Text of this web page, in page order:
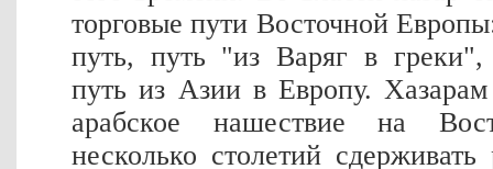
торговые пути Восточной
путь, путь "из Варяг в
путь из Азии в Европу. Хазарам
арабское нашествие на
несколько столетий